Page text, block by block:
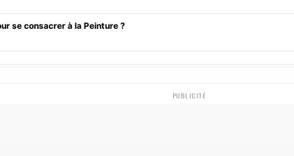
se consacrer à la Peinture ?
PUBLICITÉ